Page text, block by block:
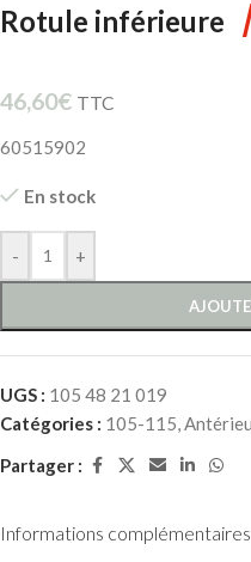
Rotule inférieure
46,60€ TTC
60515902
En stock
- +
UGS : 105 48 21 019
Catégories : 105-115,
Partager :
Informations complémentaires